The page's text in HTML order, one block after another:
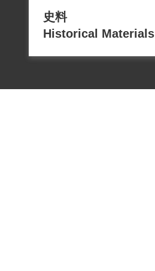
史料
Historical Materials